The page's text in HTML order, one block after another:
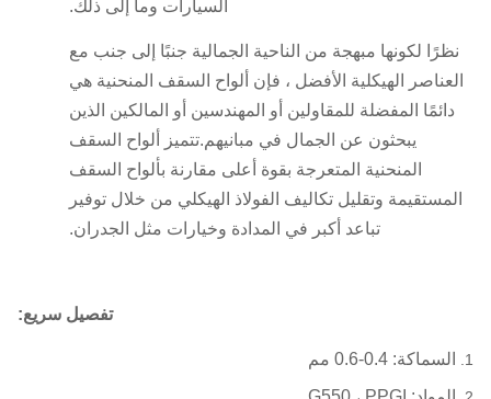
السيارات وما إلى ذلك.
نظرًا لكونها مبهجة من الناحية الجمالية جنبًا إلى جنب مع
العناصر الهيكلية الأفضل ، فإن ألواح السقف المنحنية هي
دائمًا المفضلة للمقاولين أو المهندسين أو المالكين الذين
يبحثون عن الجمال في مبانيهم.تتميز ألواح السقف
المنحنية المتعرجة بقوة أعلى مقارنة بألواح السقف
المستقيمة وتقليل تكاليف الفولاذ الهيكلي من خلال توفير
تباعد أكبر في المدادة وخيارات مثل الجدران.
تفصيل سريع:
السماكة: 0.4-0.6 مم